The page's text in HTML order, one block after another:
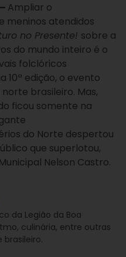
Ampliar o
meninos atendidos
no Presente! sobre a
do mundo inteiro é o
folclóricos
10ª edição, o evento
brasileiro. Mas,
ficou somente na
do Norte despertou
que superlotou,
Nelson Castro.
da Legião da Boa
culinária, entre outras